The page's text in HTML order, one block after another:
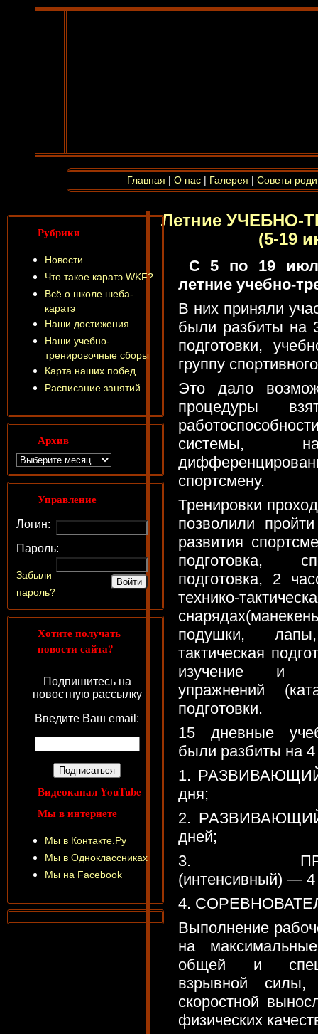
Главная | О нас | Галерея | Советы
Летние
(5-19
С 5 по 19
летние учебно-
В них приняли
были разбиты на
подготовки,
группу
Это дало
процедуры
системы,
спортсмену.
Тренировки
позволили
развития
подготовка,
подготовка, 2
технико-
подушки,
тактическая
изучение и
упражнений
подготовки.
15 дневные
были разбиты на
1.
дня;
2.
дней;
3.
(интенсивный) — 4
4.
Выполнение
на
общей и
взрывной силы,
скоростной
физических
Рубрики
Новости
Что такое каратэ WKF?
Всё о школе шеба-
каратэ
Наши достижения
Наши учебно-
тренировочные сборы
Карта наших побед
Расписание занятий
Архив
Управление
Логин:
Пароль:
Забыли
пароль?
Хотите получать
новости сайта?
Подпишитесь на
новостную рассылку
Введите Ваш email:
Видеоканал YouTube
Мы в интернете
Мы в Контакте.Ру
Мы в Одноклассниках
Мы на Facebook